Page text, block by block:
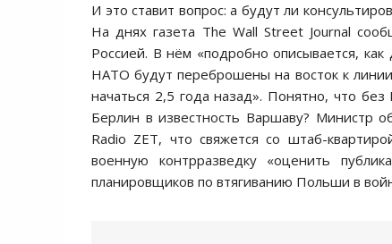
И это ставит вопрос: а будут ли
На днях газета The Wall Street Journal
Россией. В нём «подробно описывается,
НАТО будут переброшены на восток к
начаться 2,5 года назад». Понятно, что
Берлин в известность Варшаву? Министр
Radio ZET, что свяжется со штаб-
военную контрразведку «оценить
планировщиков по втягиванию Польши в